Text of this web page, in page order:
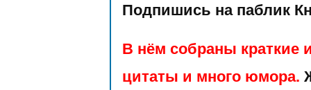
Подпишись на паблик
В нём собраны краткие
цитаты и много юмора.